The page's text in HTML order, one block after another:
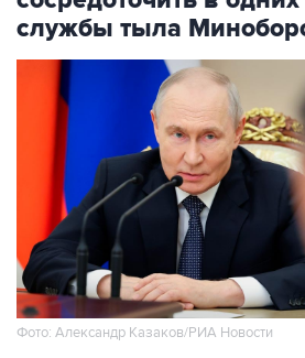
Фото: Александр Казаков/РИА Новости
Москва. 5 августа.